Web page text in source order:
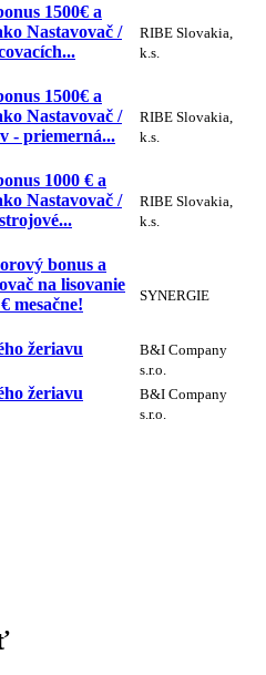
1500€ a
Nastavovač /
RIBE Slovakia,
k.s.
1500€ a
Nastavovač /
- priemerná...
RIBE Slovakia,
k.s.
1000 € a
Nastavovač /
RIBE Slovakia,
k.s.
bonus a
na lisovanie
mesačne!
SYNERGIE
žeriavu
B&I Company
s.r.o.
žeriavu
B&I Company
s.r.o.